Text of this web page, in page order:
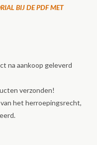
BIJ DE PDF MET
na aankoop geleverd
verzonden!
het herroepingsrecht,